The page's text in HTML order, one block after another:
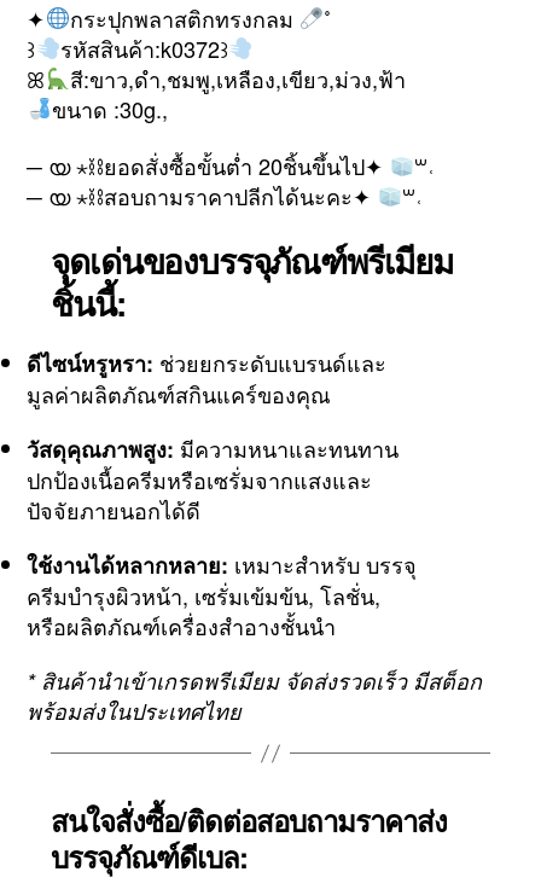
✦ กระปุกพลาสติกทรงกลม
˚
꒱
รหัสสินค้า:k0372꒱
ꕤ
สี:ขาว,ดำ,ชมพู,เหลือง,เขียว,ม่วง,ฟ้า
ขนาด :30g.,
─ യ ⋆⛓ยอดสั่งซื้อขั้นต่ำ 20ชิ้นขึ้นไป✦
꒳˓
─ യ ⋆⛓สอบถามราคาปลีกได้นะคะ✦
꒳˓
จุดเด่นของบรรจุภัณฑ์พรีเมียม
ชิ้นนี้:
ดีไซน์หรูหรา: ช่วยยกระดับแบรนด์และ
มูลค่าผลิตภัณฑ์สกินแคร์ของคุณ
วัสดุคุณภาพสูง: มีความหนาและทนทาน
ปกป้องเนื้อครีมหรือเซรั่มจากแสงและ
ปัจจัยภายนอกได้ดี
ใช้งานได้หลากหลาย: เหมาะสำหรับ บรรจุ
ครีมบำรุงผิวหน้า, เซรั่มเข้มข้น, โลชั่น,
หรือผลิตภัณฑ์เครื่องสำอางชั้นนำ
* สินค้านำเข้าเกรดพรีเมียม จัดส่งรวดเร็ว มีสต็อก
พร้อมส่งในประเทศไทย
สนใจสั่งซื้อ/ติดต่อสอบถามราคาส่ง
บรรจุภัณฑ์ดีเบล: